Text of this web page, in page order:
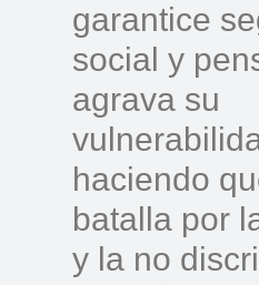
garantice
social y
agrava su
haciendo
batalla por
y la no